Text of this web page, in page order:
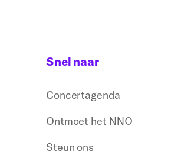
Snel naar
Concertagenda
Ontmoet het NNO
Steun ons